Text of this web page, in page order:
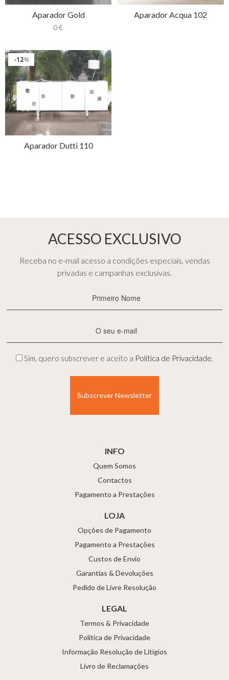
Aparador Gold
0€
Aparador Acqua 102
%
12
Aparador Dutti 110
ACESSO EXCLUSIVO
Receba no e-mail acesso a condições especiais, vendas
privadas e campanhas exclusivas.
Nome
mail
Privacidade
Sim, quero subscrever e aceito a Política de Privacidade.
INFO
Quem Somos
Contactos
Pagamento a Prestações
LOJA
Opções de Pagamento
Pagamento a Prestações
Custos de Envio
Garantias & Devoluções
Pedido de Livre Resolução
LEGAL
Termos & Privacidade
Política de Privacidade
Informação Resolução de Litígios
Livro de Reclamações